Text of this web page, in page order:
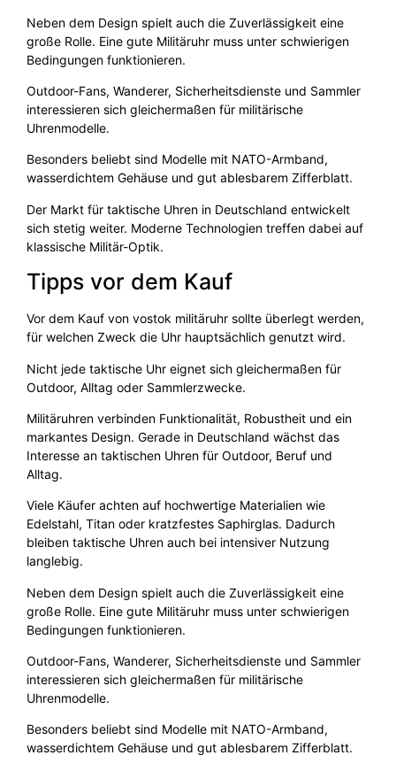
Neben dem Design spielt auch die Zuverlässigkeit eine
große Rolle. Eine gute Militäruhr muss unter schwierigen
Bedingungen funktionieren.
Outdoor-Fans, Wanderer, Sicherheitsdienste und Sammler
interessieren sich gleichermaßen für militärische
Uhrenmodelle.
Besonders beliebt sind Modelle mit NATO-Armband,
wasserdichtem Gehäuse und gut ablesbarem Zifferblatt.
Der Markt für taktische Uhren in Deutschland entwickelt
sich stetig weiter. Moderne Technologien treffen dabei auf
klassische Militär-Optik.
Tipps vor dem Kauf
Vor dem Kauf von vostok militäruhr sollte überlegt werden,
für welchen Zweck die Uhr hauptsächlich genutzt wird.
Nicht jede taktische Uhr eignet sich gleichermaßen für
Outdoor, Alltag oder Sammlerzwecke.
Militäruhren verbinden Funktionalität, Robustheit und ein
markantes Design. Gerade in Deutschland wächst das
Interesse an taktischen Uhren für Outdoor, Beruf und
Alltag.
Viele Käufer achten auf hochwertige Materialien wie
Edelstahl, Titan oder kratzfestes Saphirglas. Dadurch
bleiben taktische Uhren auch bei intensiver Nutzung
langlebig.
Neben dem Design spielt auch die Zuverlässigkeit eine
große Rolle. Eine gute Militäruhr muss unter schwierigen
Bedingungen funktionieren.
Outdoor-Fans, Wanderer, Sicherheitsdienste und Sammler
interessieren sich gleichermaßen für militärische
Uhrenmodelle.
Besonders beliebt sind Modelle mit NATO-Armband,
wasserdichtem Gehäuse und gut ablesbarem Zifferblatt.